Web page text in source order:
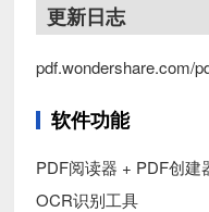
更新日志
pdf.wondershare.com/
软件功能
PDF阅读器 + PDF创
OCR识别工具